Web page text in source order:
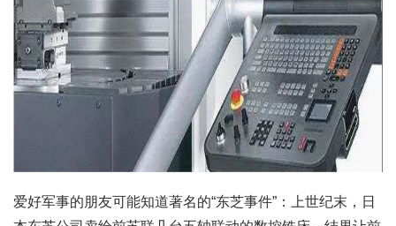
爱好军事的朋友可能知道著名的“东芝事件”：上世纪末，日